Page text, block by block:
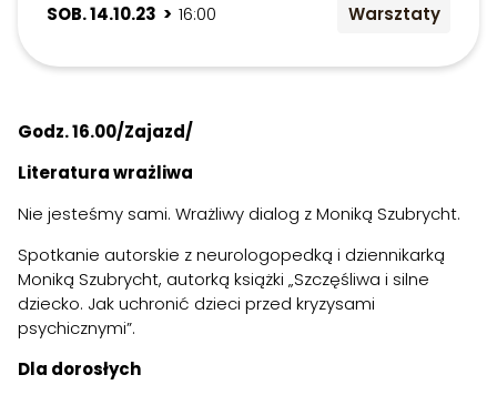
SOB. 14.10.23 > 16:00 Warsztaty
Godz. 16.00/Zajazd/
Literatura wrażliwa
Nie jesteśmy sami. Wrażliwy dialog z Moniką Szubrycht.
Spotkanie autorskie z neurologopedką i dziennikarką
Moniką Szubrycht, autorką książki „Szczęśliwa i silne
dziecko. Jak uchronić dzieci przed kryzysami
psychicznymi”.
Dla dorosłych